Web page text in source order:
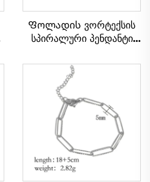
Ფოლადის ვორტექსის
სპირალური პენდანტი
ჯაჭვი ყოველდღიურად